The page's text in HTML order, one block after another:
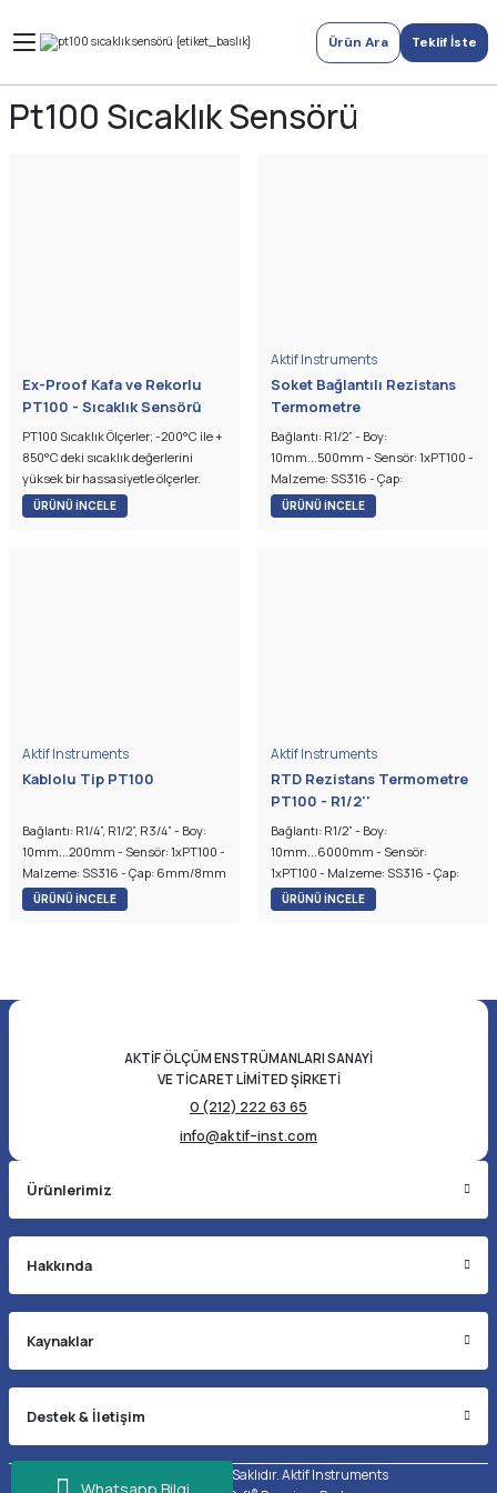
Whatsapp Bilgi
Ürün Ara Teklif İste
Pt100 Sıcaklık Sensörü
Ex-Proof Kafa ve Rekorlu
PT100 - Sıcaklık Sensörü
PT100 Sıcaklık Ölçerler; -200°C ile +
850°C deki sıcaklık değerlerini
yüksek bir hassasiyetle ölçerler.
Değişik çaplarda boylarda metal
koruyucu kılıflar kullanılarak
ÜRÜNÜ İNCELE
Aktif Instruments
Soket Bağlantılı Rezistans
Termometre
Bağlantı: R1/2” - Boy:
10mm...500mm - Sensör: 1xPT100 -
Malzeme: SS316 - Çap:
6mm/8mm/10mm
ÜRÜNÜ İNCELE
Aktif Instruments
Kablolu Tip PT100
Bağlantı: R1/4”, R1/2”, R3/4” - Boy:
10mm...200mm - Sensör: 1xPT100 -
Malzeme: SS316 - Çap: 6mm/8mm
ÜRÜNÜ İNCELE
Aktif Instruments
RTD Rezistans Termometre
PT100 - R1/2''
Bağlantı: R1/2” - Boy:
10mm...6000mm - Sensör:
1xPT100 - Malzeme: SS316 - Çap:
6mm/8mm/10mm
ÜRÜNÜ İNCELE
AKTİF ÖLÇÜM ENSTRÜMANLARI SANAYİ
VE TİCARET LİMİTED ŞİRKETİ
0 (212) 222 63 65
info@aktif-inst.com
Ürünlerimiz
Hakkında
Kaynaklar
Destek & İletişim
©2026 Tüm Hakları Saklıdır. Aktif Instruments